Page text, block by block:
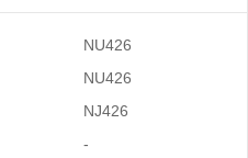
NU426
NU426
NJ426
-